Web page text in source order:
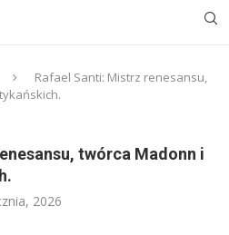
Rafael Santi: Mistrz renesansu,
twórca Madonn i
2026